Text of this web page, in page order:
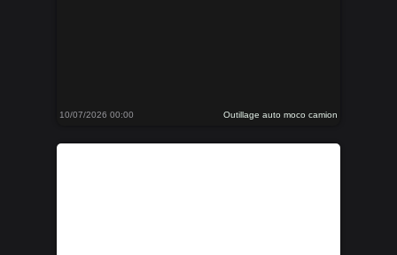
10/07/2026 00:00 Outillage auto moco camion